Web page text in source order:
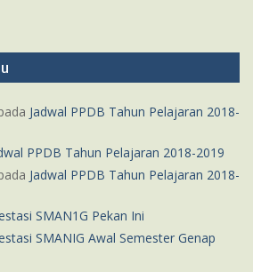
Jadwal PPDB Tahun Pelajaran 2018-
PPDB Tahun Pelajaran 2018-2019
Jadwal PPDB Tahun Pelajaran 2018-
SMAN1G Pekan Ini
SMANIG Awal Semester Genap